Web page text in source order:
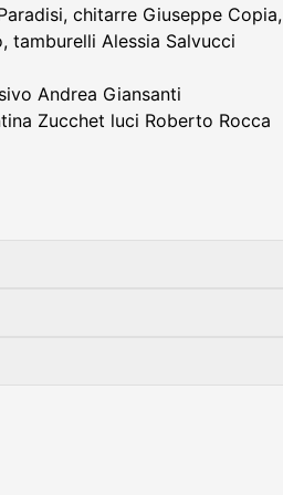
chitarre Giuseppe Copia,
tamburelli Alessia Salvucci
Andrea Giansanti
Zucchet luci Roberto Rocca